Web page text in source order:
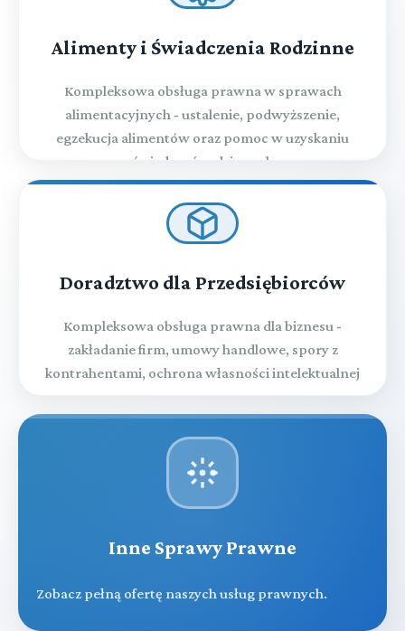
Alimenty i Świadczenia Rodzinne
Kompleksowa obsługa prawna w sprawach
alimentacyjnych - ustalenie, podwyższenie,
egzekucja alimentów oraz pomoc w uzyskaniu
świadczeń rodzinnych
Doradztwo dla Przedsiębiorców
Kompleksowa obsługa prawna dla biznesu -
zakładanie firm, umowy handlowe, spory z
kontrahentami, ochrona własności intelektualnej
Inne Sprawy Prawne
Zobacz pełną ofertę naszych usług prawnych.